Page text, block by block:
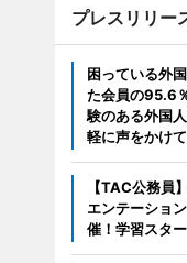
プレスリリー
困っている外
た会員の95.6
験のある外国
軽に声をかけて
【TAC公務員
エンテーショ
催！学習スタ